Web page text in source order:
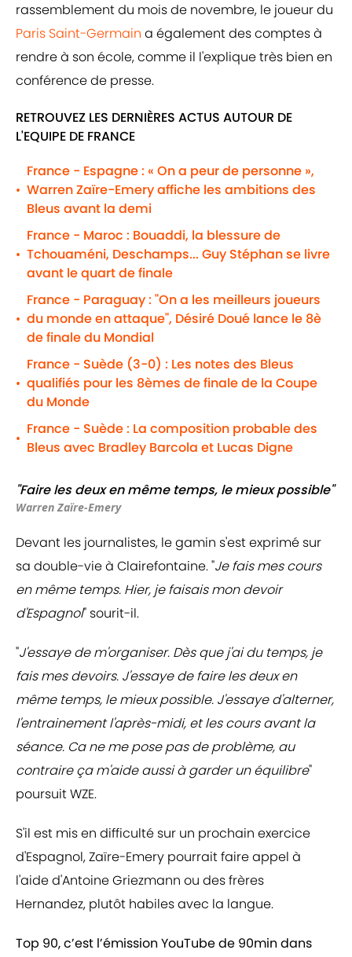
rassemblement du mois de novembre, le joueur du
Paris Saint-Germain a également des comptes à
rendre à son école, comme il l'explique très bien en
conférence de presse.
RETROUVEZ LES DERNIÈRES ACTUS AUTOUR DE
L'EQUIPE DE FRANCE
•
France - Espagne : « On a peur de personne »,
Warren Zaïre-Emery affiche les ambitions des
Bleus avant la demi
•
France - Maroc : Bouaddi, la blessure de
Tchouaméni, Deschamps... Guy Stéphan se livre
avant le quart de finale
•
France - Paraguay : "On a les meilleurs joueurs
du monde en attaque", Désiré Doué lance le 8è
de finale du Mondial
•
France - Suède (3-0) : Les notes des Bleus
qualifiés pour les 8èmes de finale de la Coupe
du Monde
•
France - Suède : La composition probable des
Bleus avec Bradley Barcola et Lucas Digne
"Faire les deux en même temps, le mieux possible"
Warren Zaïre-Emery
Devant les journalistes, le gamin s'est exprimé sur
sa double-vie à Clairefontaine. "Je fais mes cours
en même temps. Hier, je faisais mon devoir
d'Espagnol" sourit-il.
"J'essaye de m'organiser. Dès que j'ai du temps, je
fais mes devoirs. J'essaye de faire les deux en
même temps, le mieux possible. J'essaye d'alterner,
l'entrainement l'après-midi, et les cours avant la
séance. Ca ne me pose pas de problème, au
contraire ça m'aide aussi à garder un équilibre"
poursuit WZE.
S'il est mis en difficulté sur un prochain exercice
d'Espagnol, Zaïre-Emery pourrait faire appel à
l'aide d'Antoine Griezmann ou des frères
Hernandez, plutôt habiles avec la langue.
Top 90, c’est l’émission YouTube de 90min dans